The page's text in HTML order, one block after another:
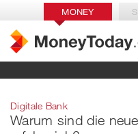
MONEY
Digitale Bank
Warum sind die